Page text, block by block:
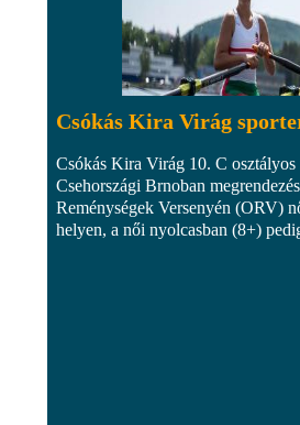
Csókás Kira Virág
Csókás Kira Virág 10. C
Csehországi Brnoban
Reménységek Versenyén (ORV)
helyen, a női nyolcasban (8+)